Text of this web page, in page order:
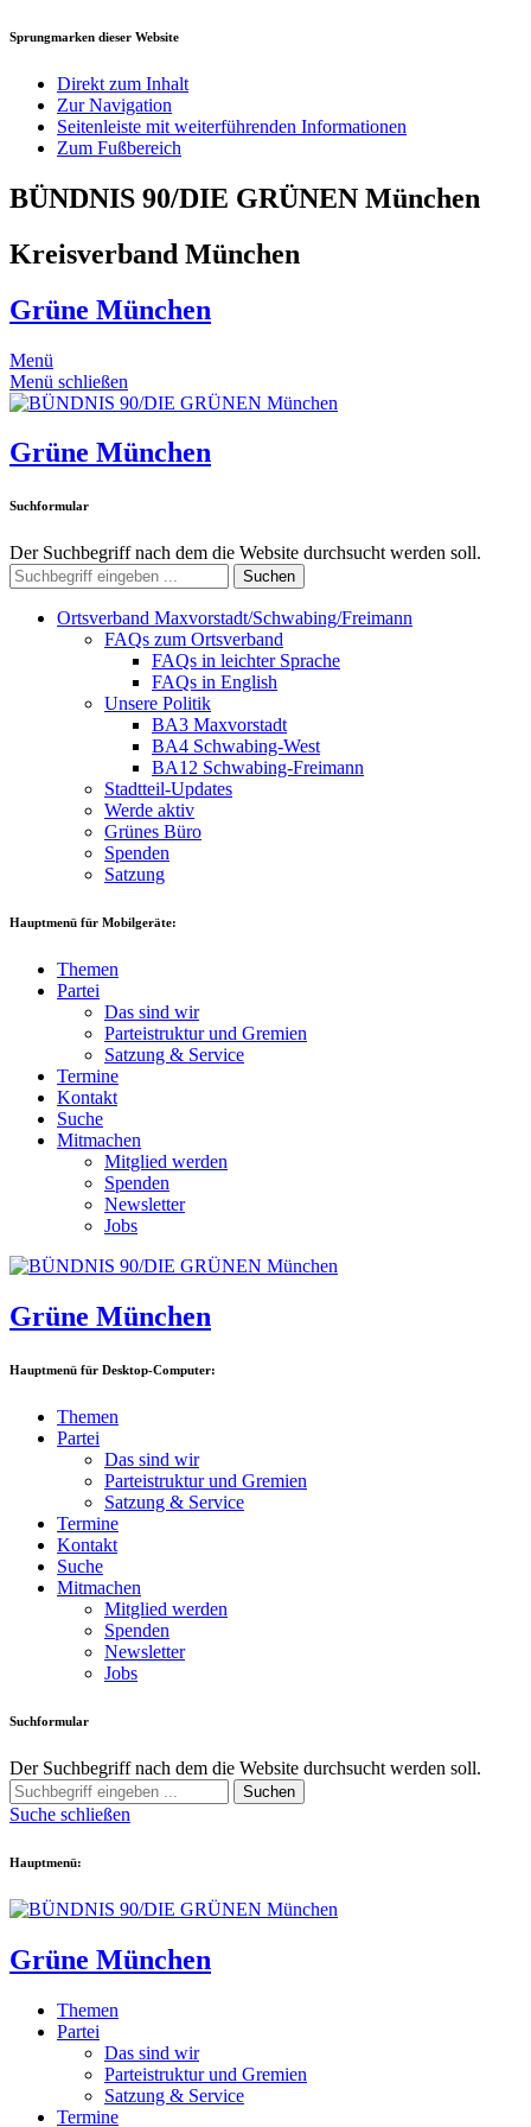
Sprungmarken dieser Website
Direkt zum Inhalt
Zur Navigation
Seitenleiste mit weiterführenden Informationen
Zum Fußbereich
BÜNDNIS 90/DIE GRÜNEN München
Kreisverband München
Grüne München
Menü
Menü schließen
Grüne München
Suchformular
Der Suchbegriff nach dem die Website durchsucht werden soll.
Suchen
Ortsverband Maxvorstadt/Schwabing/Freimann
FAQs zum Ortsverband
FAQs in leichter Sprache
FAQs in English
Unsere Politik
BA3 Maxvorstadt
BA4 Schwabing-West
BA12 Schwabing-Freimann
Stadtteil-Updates
Werde aktiv
Grünes Büro
Spenden
Satzung
Hauptmenü für Mobilgeräte:
Themen
Partei
Das sind wir
Parteistruktur und Gremien
Satzung & Service
Termine
Kontakt
Suche
Mitmachen
Mitglied werden
Spenden
Newsletter
Jobs
Grüne München
Hauptmenü für Desktop-Computer:
Themen
Partei
Das sind wir
Parteistruktur und Gremien
Satzung & Service
Termine
Kontakt
Suche
Mitmachen
Mitglied werden
Spenden
Newsletter
Jobs
Suchformular
Der Suchbegriff nach dem die Website durchsucht werden soll.
Suchen
Suche schließen
Hauptmenü:
Grüne München
Themen
Partei
Das sind wir
Parteistruktur und Gremien
Satzung & Service
Termine